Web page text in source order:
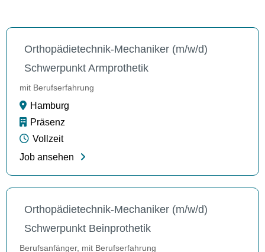
Orthopädietechnik-Mechaniker (m/w/d)
Schwerpunkt Armprothetik
mit Berufserfahrung
Hamburg
Präsenz
Vollzeit
Job ansehen
Orthopädietechnik-Mechaniker (m/w/d)
Schwerpunkt Beinprothetik
Berufsanfänger, mit Berufserfahrung